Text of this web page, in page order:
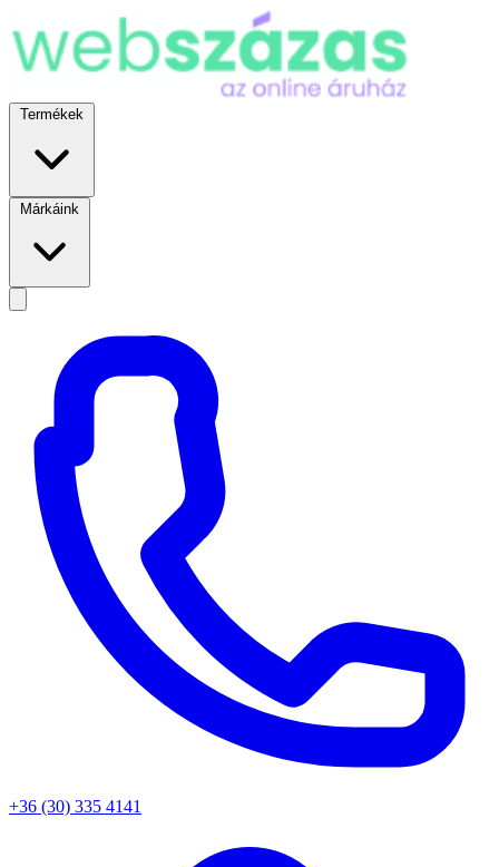
Termékek
Márkáink
+36 (30) 335 4141